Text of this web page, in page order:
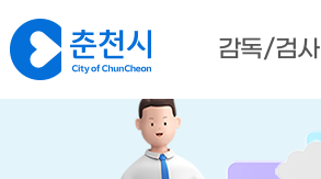
계약정보공개
Contract Information Open
감독/검사